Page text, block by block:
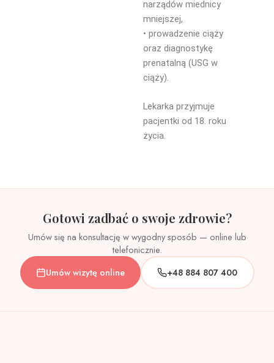
narządów miednicy
mniejszej,
• prowadzenie ciąży
oraz diagnostykę
prenatalną (USG w
ciąży).
Lekarka przyjmuje
pacjentki od 18. roku
życia.
Gotowi zadbać o swoje zdrowie?
Umów się na konsultację w wygodny sposób — online lub
telefonicznie.
Umów wizytę online +48 884 807 400